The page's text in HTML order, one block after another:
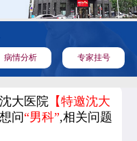
病情分析 专家挂号
大医院 【特邀沈大
问“男科”,相关问题